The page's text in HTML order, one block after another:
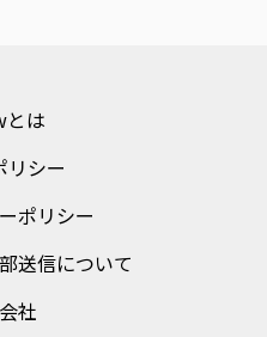
とは
リシー
ポリシー
送信について
社